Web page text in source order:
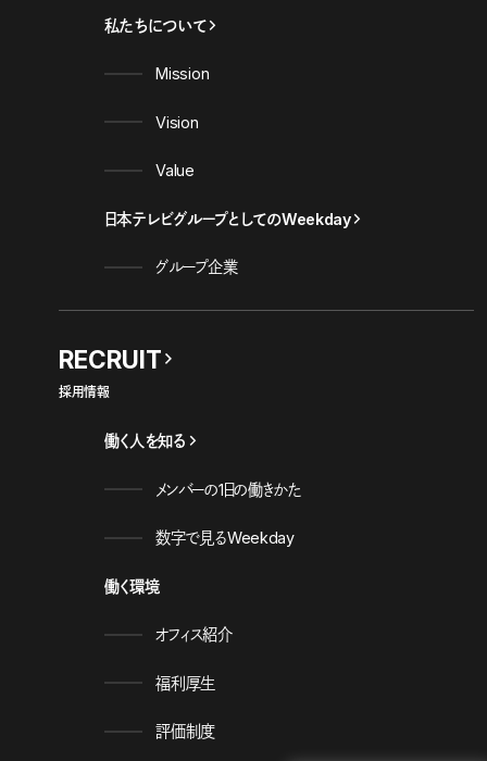
私たちについて
Mission
Vision
Value
日本テレビグループとしてのWeekday
グループ企業
RECRUIT
採用情報
働く人を知る
メンバーの1日の働きかた
数字で見るWeekday
働く環境
オフィス紹介
福利厚生
評価制度